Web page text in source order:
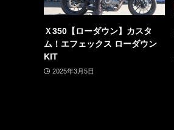
Ｘ350【ローダウン】カスタ
ム！エフェックス ローダウン
KIT
2025年3月5日